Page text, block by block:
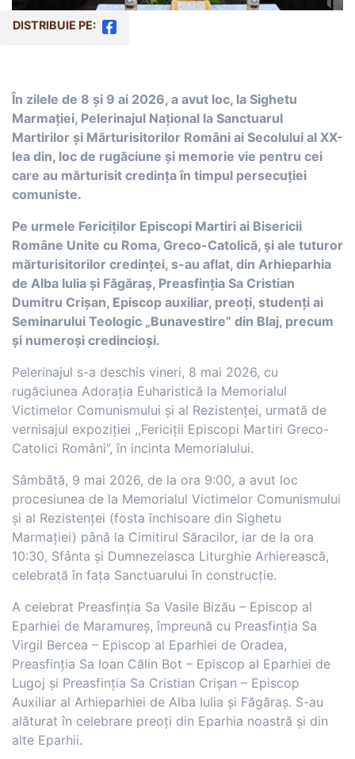
DISTRIBUIE PE:
În zilele de 8 și 9 ai 2026, a avut loc, la Sighetu
Marmației, Pelerinajul Național la Sanctuarul
Martirilor și Mărturisitorilor Români ai Secolului al XX-
lea din, loc de rugăciune și memorie vie pentru cei
care au mărturisit credința în timpul persecuției
comuniste.
Pe urmele Fericiților Episcopi Martiri ai Bisericii
Române Unite cu Roma, Greco-Catolică, și ale tuturor
mărturisitorilor credinței, s-au aflat, din Arhieparhia
de Alba Iulia și Făgăraș, Preasfinția Sa Cristian
Dumitru Crișan, Episcop auxiliar, preoți, studenți ai
Seminarului Teologic „Bunavestire” din Blaj, precum
și numeroși credincioși.
Pelerinajul s-a deschis vineri, 8 mai 2026, cu
rugăciunea Adorația Euharistică la Memorialul
Victimelor Comunismului și al Rezistenței, urmată de
vernisajul expoziției ,,Fericiții Episcopi Martiri Greco-
Catolici Români”, în incinta Memorialului.
Sâmbătă, 9 mai 2026, de la ora 9:00, a avut loc
procesiunea de la Memorialul Victimelor Comunismului
și al Rezistenței (fosta închisoare din Sighetu
Marmației) până la Cimitirul Săracilor, iar de la ora
10:30, Sfânta și Dumnezeiasca Liturghie Arhierească,
celebrată în fața Sanctuarului în construcție.
A celebrat Preasfinția Sa Vasile Bizău – Episcop al
Eparhiei de Maramureș, împreună cu Preasfinția Sa
Virgil Bercea – Episcop al Eparhiei de Oradea,
Preasfinția Sa Ioan Călin Bot – Episcop al Eparhiei de
Lugoj și Preasfinția Sa Cristian Crișan – Episcop
Auxiliar al Arhieparhiei de Alba Iulia și Făgăraș. S-au
alăturat în celebrare preoți din Eparhia noastră și din
alte Eparhii.